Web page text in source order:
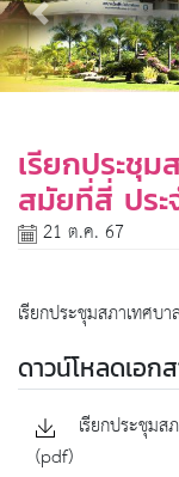
Previous
เรียกประชุ
สมัยที่สี่ ประ
21 ต.ค. 67
เรียกประชุมสภาเทศ
ดาวน์โหลดเอก
เรียกประชุม
(pdf)